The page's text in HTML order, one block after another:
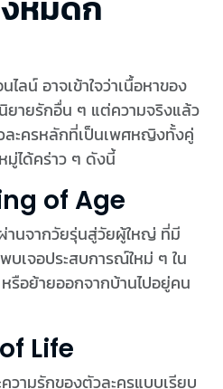
ลน์ อาจเข้าใจว่าเนื้อหาของ
ายรักอื่น ๆ แต่ความจริงแล้ว
ละครหลักที่เป็นเพศหญิงทั้งคู่
มู่ได้คร่าว ๆ ดังนี้
of Age
านจากวัยรุ่นสู่วัยผู้ใหญ่ ที่มี
เจอประสบการณ์ใหม่ ๆ ใน
อย้ายออกจากบ้านไปอยู่คน
Life
วามรักของตัวละครแบบเรียบ